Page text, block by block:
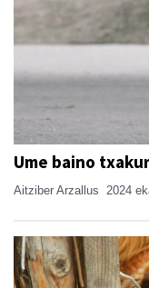
Ume baino
Aitziber Arzallus 2024